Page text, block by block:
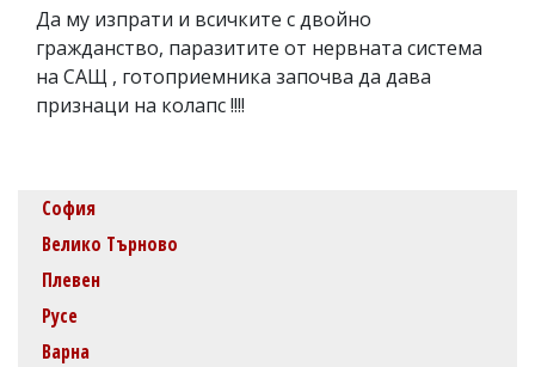
Да му изпрати и всичките с двойно
гражданство, паразитите от нервната система
на САЩ , готоприемника започва да дава
признаци на колапс !!!!
София
Велико Търново
Плевен
Русе
Варна